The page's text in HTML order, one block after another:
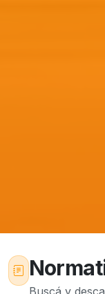
Buscá y